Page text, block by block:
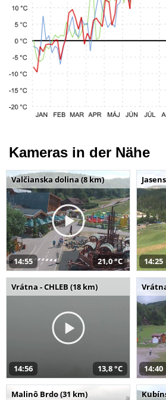
Kameras in der Nähe
Valčianska dolina (8 km)
14:55 21,0 °C 14:25
Vrátna - CHLEB (18 km)
14:56 13,8 °C 14:40
Malinô Brdo (31 km)